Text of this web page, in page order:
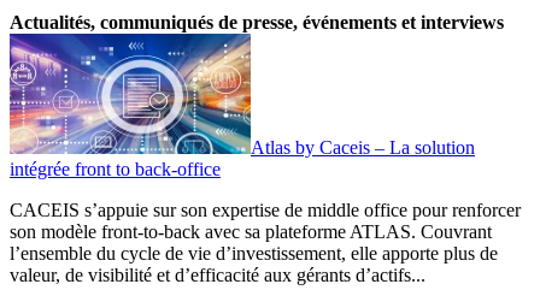
Actualités, communiqués de presse, événements et interviews
Atlas by Caceis – La solution
intégrée front to back-office
CACEIS s’appuie sur son expertise de middle office pour renforcer
son modèle front-to-back avec sa plateforme ATLAS. Couvrant
l’ensemble du cycle de vie d’investissement, elle apporte plus de
valeur, de visibilité et d’efficacité aux gérants d’actifs...